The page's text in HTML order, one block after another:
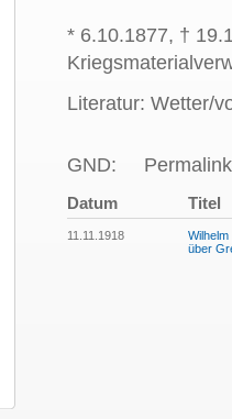
* 6.10.1877, †
Literatur: Wetter/
GND:
Datum Titel
11.11.1918
über